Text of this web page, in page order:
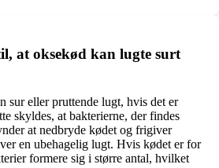
at oksekød kan lugte surt
sur eller pruttende lugt, hvis det er
skyldes, at bakterierne, der findes
at nedbryde kødet og frigiver
en ubehagelig lugt. Hvis kødet er for
formere sig i større antal, hvilket